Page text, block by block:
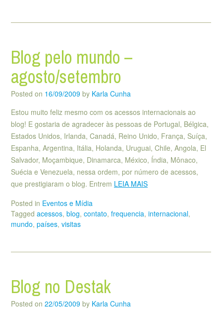
Blog pelo mundo –
agosto/setembro
Posted on 16/09/2009 by Karla Cunha
Estou muito feliz mesmo com os acessos internacionais ao
blog! E gostaria de agradecer às pessoas de Portugal, Bélgica,
Estados Unidos, Irlanda, Canadá, Reino Unido, França, Suíça,
Espanha, Argentina, Itália, Holanda, Uruguai, Chile, Angola, El
Salvador, Moçambique, Dinamarca, México, Índia, Mônaco,
Suécia e Venezuela, nessa ordem, por número de acessos,
que prestigiaram o blog. Entrem LEIA MAIS
Posted in Eventos e Mídia
Tagged acessos, blog, contato, frequencia, internacional,
mundo, países, visitas
Blog no Destak
Posted on 22/05/2009 by Karla Cunha